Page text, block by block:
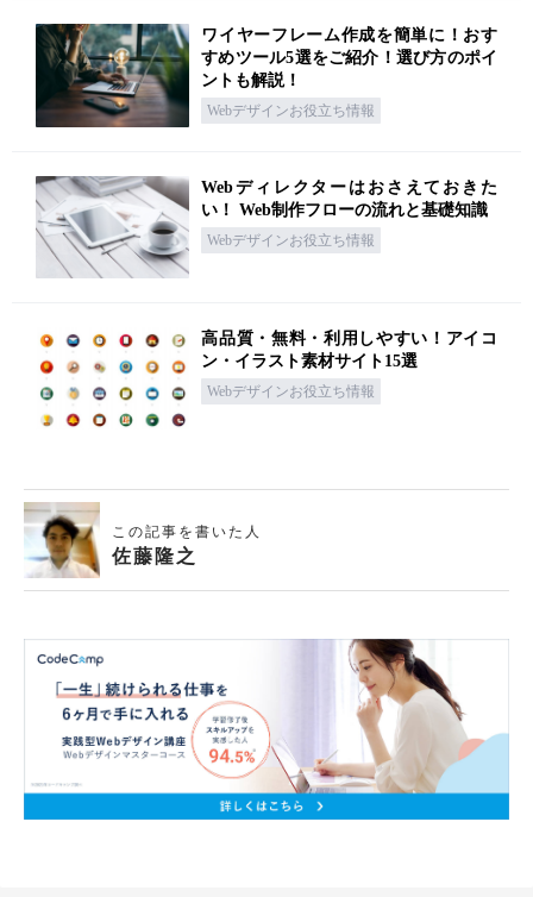
ワイヤーフレーム作成を簡単に！おす
すめツール5選をご紹介！選び方のポイ
ントも解説！
Webデザインお役立ち情報
Webディレクターはおさえておきた
い！ Web制作フローの流れと基礎知識
Webデザインお役立ち情報
高品質・無料・利用しやすい！アイコ
ン・イラスト素材サイト15選
Webデザインお役立ち情報
この記事を書いた人
佐藤隆之